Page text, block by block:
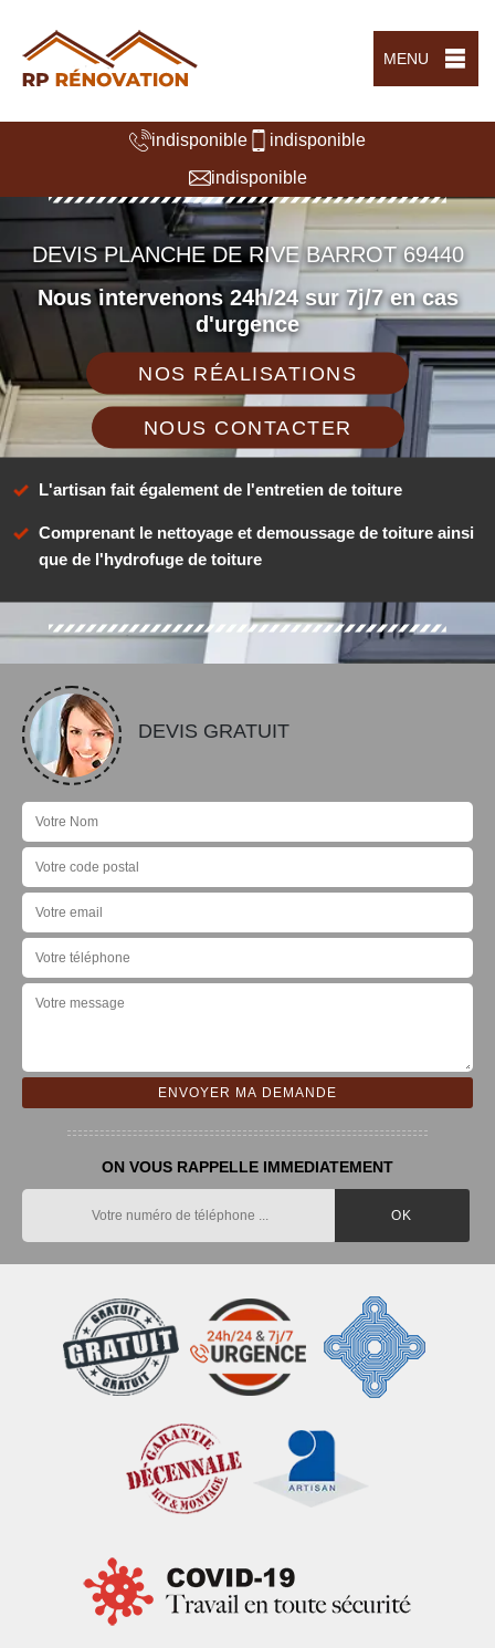
MENU
indisponible
indisponible
indisponible
DEVIS PLANCHE DE RIVE BARROT 69440
Nous intervenons 24h/24 sur 7j/7 en cas
d'urgence
NOS RÉALISATIONS
NOUS CONTACTER
L'artisan fait également de l'entretien de toiture
Comprenant le nettoyage et demoussage de toiture ainsi
que de l'hydrofuge de toiture
DEVIS GRATUIT
ON VOUS RAPPELLE IMMEDIATEMENT